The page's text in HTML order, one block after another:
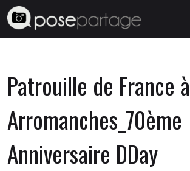
Patrouille de France à
Arromanches_70ème
Anniversaire DDay